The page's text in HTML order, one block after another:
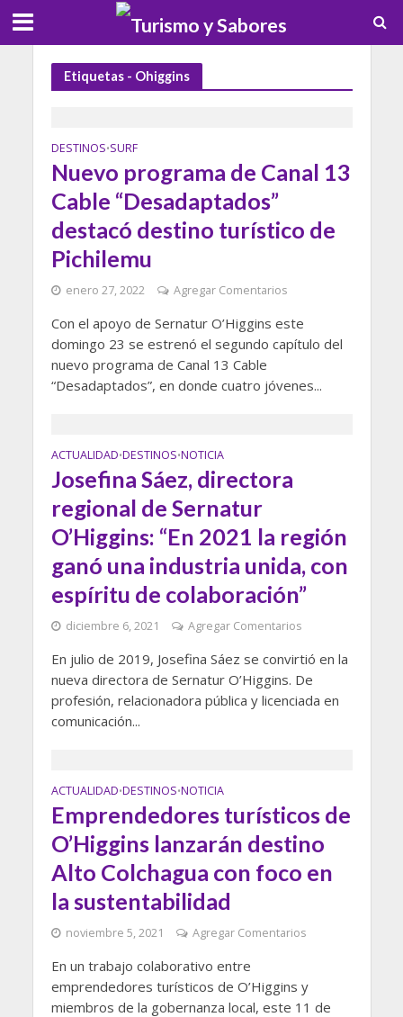
Etiquetas - Ohiggins
DESTINOS•SURF
Nuevo programa de Canal 13
Cable “Desadaptados”
destacó destino turístico de
Pichilemu
enero 27, 2022 Agregar Comentarios
Con el apoyo de Sernatur O’Higgins este
domingo 23 se estrenó el segundo capítulo del
nuevo programa de Canal 13 Cable
“Desadaptados”, en donde cuatro jóvenes...
ACTUALIDAD•DESTINOS•NOTICIA
Josefina Sáez, directora
regional de Sernatur
O’Higgins: “En 2021 la región
ganó una industria unida, con
espíritu de colaboración”
diciembre 6, 2021 Agregar Comentarios
En julio de 2019, Josefina Sáez se convirtió en la
nueva directora de Sernatur O’Higgins. De
profesión, relacionadora pública y licenciada en
comunicación...
ACTUALIDAD•DESTINOS•NOTICIA
Emprendedores turísticos de
O’Higgins lanzarán destino
Alto Colchagua con foco en
la sustentabilidad
noviembre 5, 2021 Agregar Comentarios
En un trabajo colaborativo entre
emprendedores turísticos de O’Higgins y
miembros de la gobernanza local, este 11 de